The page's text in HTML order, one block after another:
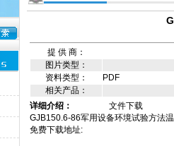
提 供 商：
图片类型：
资料类型：
PDF
相关产品：
详细介绍：
文件下载
GJB150.6-86军用设备环境试验方法
免费下载地址: